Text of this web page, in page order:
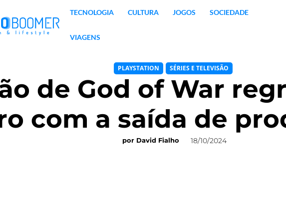
TECNOLOGIA CULTURA JOGOS SOCIEDADE
VIAGENS
PLAYSTATION SÉRIES E TELEVISÃO
de God of War
com a saída de
por David Fialho 18/10/2024